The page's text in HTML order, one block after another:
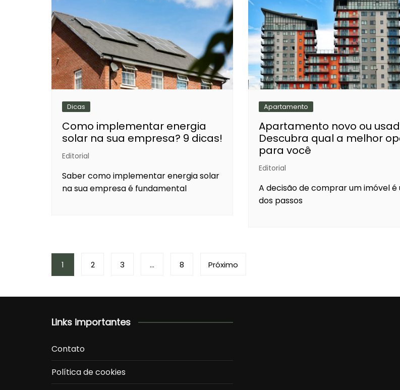
Dicas
Como implementar energia
solar na sua empresa? 9 dicas!
Editorial
Saber como implementar energia solar
na sua empresa é fundamental
Apartamento
Apartamento novo ou
Descubra qual a melhor
para você
Editorial
A decisão de comprar um imóvel é
dos passos
Paginação
de
posts
1 2 3 … 8 Próximo
Links importantes
Contato
Política de cookies